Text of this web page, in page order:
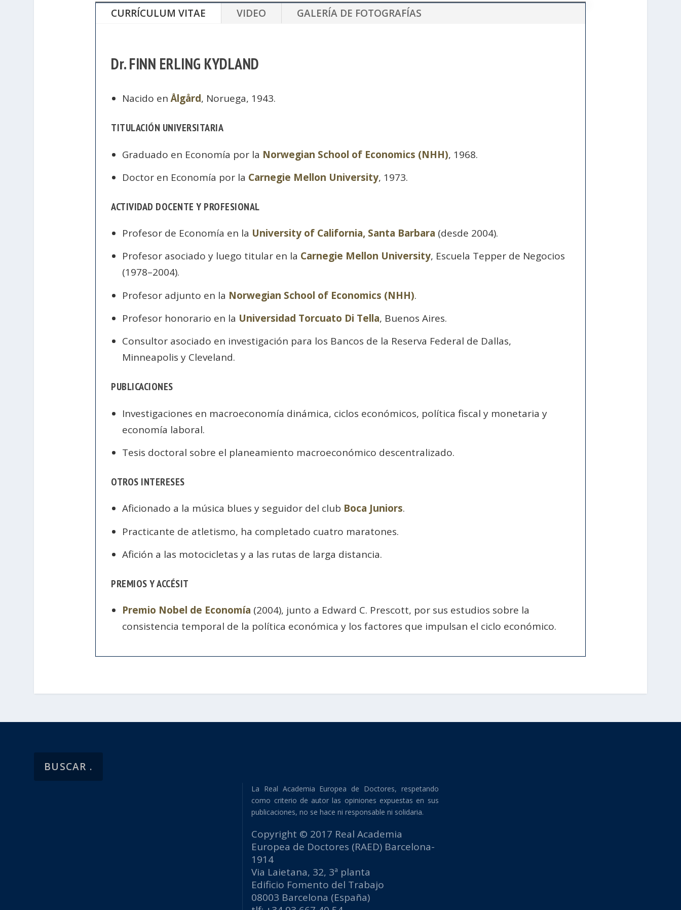
CURRÍCULUM VITAE VIDEO GALERÍA DE FOTOGRAFÍAS
Dr. FINN ERLING KYDLAND
Nacido enÅlgård, Noruega, 1943.
TITULACIÓN UNIVERSITARIA
Graduado en Economía por la Norwegian School of Economics (NHH), 1968.
Doctor en Economía por la Carnegie Mellon University, 1973.
ACTIVIDAD DOCENTE Y PROFESIONAL
Profesor de Economía en la University of California, Santa Barbara (desde 2004).
Profesor asociado y luego titular en la Carnegie Mellon University, Escuela Tepper de Negocios
(1978–2004).
Profesor adjunto en la Norwegian School of Economics (NHH).
Profesor honorario en la Universidad Torcuato Di Tella, Buenos Aires.
Consultor asociado en investigación para los Bancos de la Reserva Federal de Dallas,
Minneapolis y Cleveland.
PUBLICACIONES
Investigaciones en macroeconomía dinámica, ciclos económicos, política fiscal y monetaria y
economía laboral.
Tesis doctoral sobre el planeamiento macroeconómico descentralizado.
OTROS INTERESES
Aficionado a la música blues y seguidor del club Boca Juniors.
Practicante de atletismo, ha completado cuatro maratones.
Afición a las motocicletas y a las rutas de larga distancia.
PREMIOS Y ACCÉSIT
Premio Nobel de Economía (2004), junto a Edward C. Prescott, por sus estudios sobre la
consistencia temporal de la política económica y los factores que impulsan el ciclo económico.
La Real Academia Europea de Doctores, respetando
como criterio de autor las opiniones expuestas en sus
publicaciones, no se hace ni responsable ni solidaria.
Copyright © 2017 Real Academia
Europea de Doctores (RAED) Barcelona-
1914
Via Laietana, 32, 3ª planta
Edificio Fomento del Trabajo
08003 Barcelona (España)